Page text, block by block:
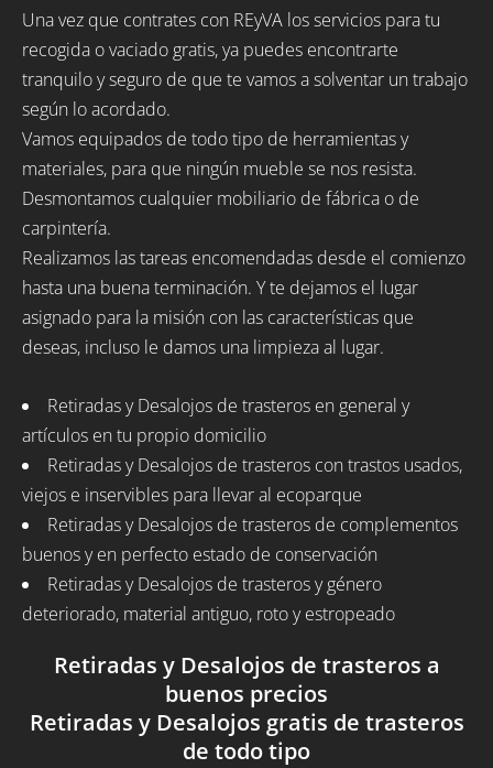
Una vez que contrates con REyVA los servicios para tu
recogida o vaciado gratis, ya puedes encontrarte
tranquilo y seguro de que te vamos a solventar un trabajo
según lo acordado.
Vamos equipados de todo tipo de herramientas y
materiales, para que ningún mueble se nos resista.
Desmontamos cualquier mobiliario de fábrica o de
carpintería.
Realizamos las tareas encomendadas desde el comienzo
hasta una buena terminación. Y te dejamos el lugar
asignado para la misión con las características que
deseas, incluso le damos una limpieza al lugar.
Retiradas y Desalojos de trasteros en general y
artículos en tu propio domicilio
Retiradas y Desalojos de trasteros con trastos usados,
viejos e inservibles para llevar al ecoparque
Retiradas y Desalojos de trasteros de complementos
buenos y en perfecto estado de conservación
Retiradas y Desalojos de trasteros y género
deteriorado, material antiguo, roto y estropeado
Retiradas y Desalojos de trasteros a
buenos precios
Retiradas y Desalojos gratis de trasteros
de todo tipo